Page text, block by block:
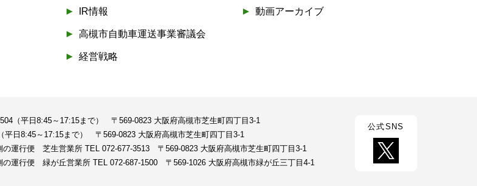
IR情報
高槻市自動車運送事業審議会
経営戦略
動画アーカイブ
（平日8:45～17:15まで）〒569-0823 大阪府高槻市芝生町四丁目3-1
平日8:45～17:15まで）〒569-0823 大阪府高槻市芝生町四丁目3-1
の運行便 芝生営業所TEL 072-677-3513〒569-0823 大阪府高槻市芝生町四丁目3-1
の運行便 緑が丘営業所TEL 072-687-1500〒569-1026 大阪府高槻市緑が丘三丁目4-1
公式SNS